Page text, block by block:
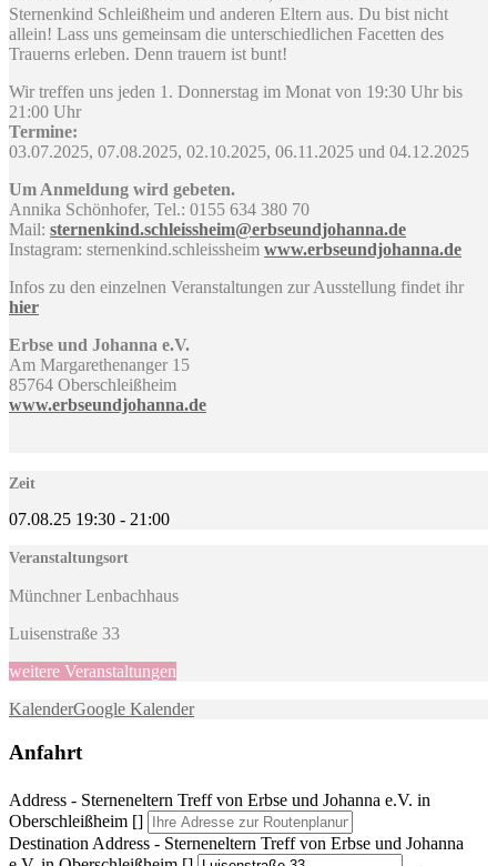
Sternenkind Schleißheim und anderen Eltern aus. Du bist nicht
allein! Lass uns gemeinsam die unterschiedlichen Facetten des
Trauerns erleben. Denn trauern ist bunt!
Wir treffen uns jeden 1. Donnerstag im Monat von 19:30 Uhr bis
21:00 Uhr
Termine:
03.07.2025, 07.08.2025, 02.10.2025, 06.11.2025 und 04.12.2025
Um Anmeldung wird gebeten.
Annika Schönhofer, Tel.: 0155 634 380 70
Mail: sternenkind.schleissheim@erbseundjohanna.de
Instagram: sternenkind.schleissheim www.erbseundjohanna.de
Infos zu den einzelnen Veranstaltungen zur Ausstellung findet ihr
hier
Erbse und Johanna e.V.
Am Margarethenanger 15
85764 Oberschleißheim
www.erbseundjohanna.de
Zeit
07.08.25 19:30 - 21:00
Veranstaltungsort
Münchner Lenbachhaus
Luisenstraße 33
weitere Veranstaltungen
KalenderGoogle Kalender
Anfahrt
Address - Sterneneltern Treff von Erbse und Johanna e.V. in
Oberschleißheim []
Destination Address - Sterneneltern Treff von Erbse und Johanna